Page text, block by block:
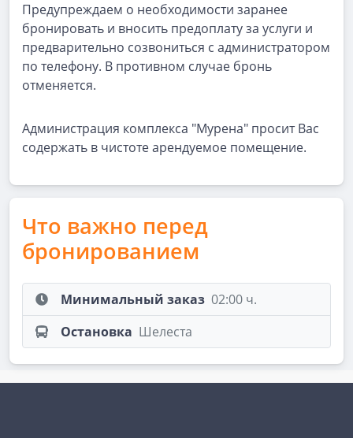
Предупреждаем о необходимости заранее
бронировать и вносить предоплату за услуги и
предварительно созвониться с администратором
по телефону. В противном случае бронь
отменяется.
Администрация комплекса "Мурена" просит Вас
содержать в чистоте арендуемое помещение.
Что важно перед
бронированием
Минимальный заказ 02:00 ч.
Остановка Шелеста